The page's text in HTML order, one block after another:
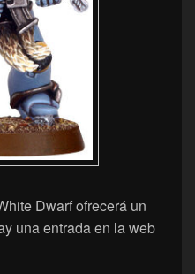
Dwarf ofrecerá un
una entrada en la web